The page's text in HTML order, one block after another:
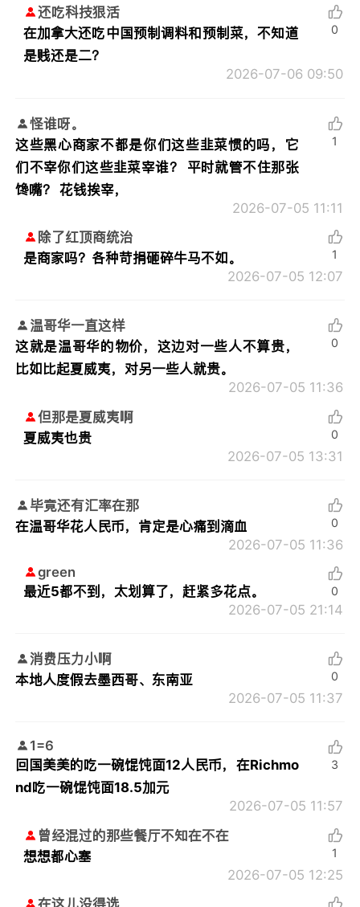
还吃科技狠活
在加拿大还吃中国预制调料和预制菜，不知道
是贱还是二？
2026-07-06 09:50
0
怪谁呀。
这些黑心商家不都是你们这些韭菜惯的吗，它
们不宰你们这些韭菜宰谁？ 平时就管不住那张
馋嘴？ 花钱挨宰，
2026-07-05 11:11
1
除了红顶商统治
是商家吗？各种苛捐砸碎牛马不如。
2026-07-05 12:07
1
温哥华一直这样
这就是温哥华的物价，这边对一些人不算贵，
比如比起夏威夷，对另一些人就贵。
2026-07-05 11:36
0
但那是夏威夷啊
夏威夷也贵
2026-07-05 13:31
0
毕竟还有汇率在那
在温哥华花人民币，肯定是心痛到滴血
2026-07-05 11:36
0
green
最近5都不到，太划算了，赶紧多花点。
2026-07-05 21:14
0
消费压力小啊
本地人度假去墨西哥、东南亚
2026-07-05 11:37
0
1=6
回国美美的吃一碗馄饨面12人民币，在Richmo
nd吃一碗馄饨面18.5加元
2026-07-05 11:57
3
曾经混过的那些餐厅不知在不在
想想都心塞
2026-07-05 12:25
1